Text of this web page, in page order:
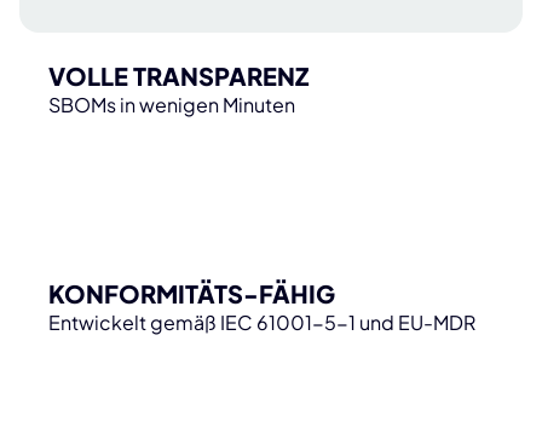
VOLLE TRANSPARENZ
SBOMs in wenigen Minuten
KONFORMITÄTS-FÄHIG
Entwickelt gemäß IEC 61001-5-1 und EU-MDR